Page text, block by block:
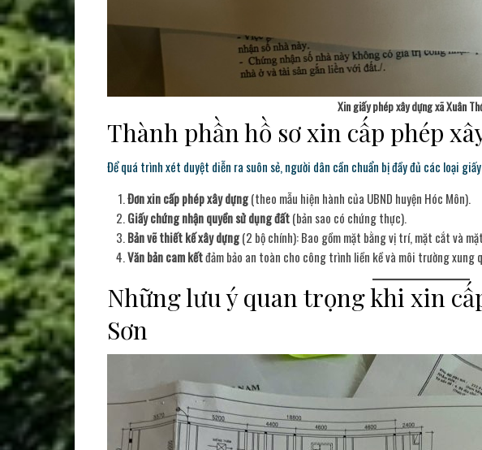
Xin giấy phép xây dựng xã Xuân
Thành phần hồ sơ xin cấp phép
Để quá trình xét duyệt diễn ra suôn sẻ, người dân cần chuẩn bị đầy đủ các loại
Đơn xin cấp phép xây dựng(theo mẫu hiện hành của UBND huyện Hóc Môn).
Giấy chứng nhận quyền sử dụng đất(bản sao có chứng thực).
Bản vẽ thiết kế xây dựng(2 bộ chính): Bao gồm mặt bằng vị trí, mặt cắt và
Văn bản cam kếtđảm bảo an toàn cho công trình liền kề và môi trường xung
Những lưu ý quan trọng khi xin
Sơn